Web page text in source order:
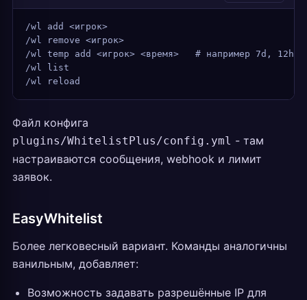
/wl add <игрок>
/wl remove <игрок>
/wl temp add <игрок> <время>   # например 7d, 12h
/wl list
/wl reload
Файл конфига
plugins/WhitelistPlus/config.yml - там
настраиваются сообщения, webhook и лимит
заявок.
EasyWhitelist
Более легковесный вариант. Команды аналогичны
ванильным, добавляет:
Возможность задавать разрешённые IP для